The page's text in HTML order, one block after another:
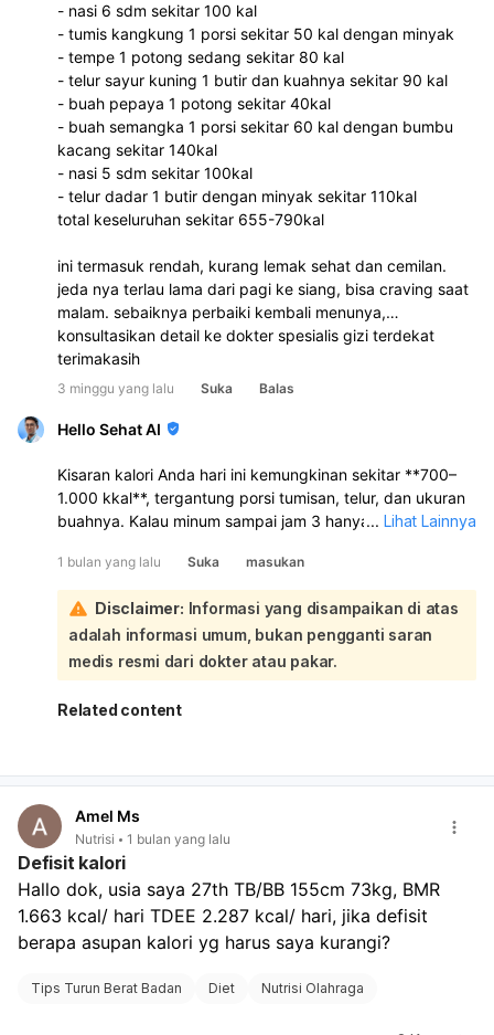
- ⁠nasi 6 sdm sekitar 100 kal
- ⁠tumis kangkung 1 porsi sekitar 50 kal dengan minyak
- ⁠tempe 1 potong sedang sekitar 80 kal
- ⁠telur sayur kuning 1 butir dan kuahnya sekitar 90 kal
- ⁠buah pepaya 1 potong sekitar 40kal
- ⁠buah semangka 1 porsi sekitar 60 kal dengan bumbu
kacang sekitar 140kal
- ⁠nasi 5 sdm sekitar 100kal
- ⁠telur dadar 1 butir dengan minyak sekitar 110kal
total keseluruhan sekitar 655-790kal
ini termasuk rendah, kurang lemak sehat dan cemilan.
jeda nya terlau lama dari pagi ke siang, bisa craving saat
malam. sebaiknya perbaiki kembali menunya,
konsultasikan detail ke dokter spesialis gizi terdekat
terimakasih
3 minggu yang lalu Suka Balas
Hello Sehat AI
Kisaran kalori Anda hari ini kemungkinan sekitar **700–
1.000 kkal**, tergantung porsi tumisan, telur, dan ukuran
buahnya. Kalau minum sampai jam 3 hanya air/kopi tanpa
Perkiraan kasar:
Nasi 6 sdm: sekitar100–130 kkal
Tumis kangkung: sekitar 50–100 kkal
Tempe : sekitar80–150 kkal
Telur + sayur kuning: sekitar90–150 kkal
Pepaya + semangka + rujak: sekitar150–300 kkal
Americano: sekitar
tergolongrendah sampai sedanguntuk satu hari.
tapi tetap pastikan ada
yang
cukup supaya tidak lemas. Jika mau, saya bisa bantu
hitungkan lebih tepat kalau Anda sebutkan
telur, banyak tempe, dan apakah tumisnya pakai
banyak minyak atau tidak.
... Lihat Lainnya
1 bulan yang lalu Suka masukan
Disclaimer: Informasi yang disampaikan di atas
adalah informasi umum, bukan pengganti saran
medis resmi dari dokter atau pakar.
Related content
Amel Ms
Nutrisi 1 bulan yang lalu
Defisit kalori
Hallo dok, usia saya 27th TB/BB 155cm 73kg, BMR
1.663 kcal/ hari TDEE 2.287 kcal/ hari, jika defisit
berapa asupan kalori yg harus saya kurangi?
Tips Turun Berat Badan Diet Nutrisi Olahraga